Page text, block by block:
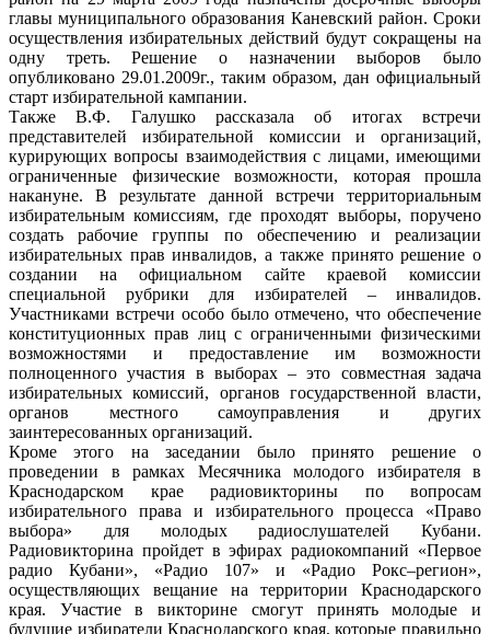
главы муниципального образования Каневский район. Сроки
осуществления избирательных действий будут сокращены на
одну треть. Решение о назначении выборов было
опубликовано 29.01.2009г., таким образом, дан официальный
старт избирательной кампании.
Также В.Ф. Галушко рассказала об итогах встречи
представителей избирательной комиссии и организаций,
курирующих вопросы взаимодействия с лицами, имеющими
ограниченные физические возможности, которая прошла
накануне. В результате данной встречи территориальным
избирательным комиссиям, где проходят выборы, поручено
создать рабочие группы по обеспечению и реализации
избирательных прав инвалидов, а также принято решение о
создании на официальном сайте краевой комиссии
специальной рубрики для избирателей – инвалидов.
Участниками встречи особо было отмечено, что обеспечение
конституционных прав лиц с ограниченными физическими
возможностями и предоставление им возможности
полноценного участия в выборах – это совместная задача
избирательных комиссий, органов государственной власти,
органов местного самоуправления и других
заинтересованных организаций.
Кроме этого на заседании было принято решение о
проведении в рамках Месячника молодого избирателя в
Краснодарском крае радиовикторины по вопросам
избирательного права и избирательного процесса «Право
выбора» для молодых радиослушателей Кубани.
Радиовикторина пройдет в эфирах радиокомпаний «Первое
радио Кубани», «Радио 107» и «Радио Рокс–регион»,
осуществляющих вещание на территории Краснодарского
края. Участие в викторине смогут принять молодые и
будущие избиратели Краснодарского края, которые правильно